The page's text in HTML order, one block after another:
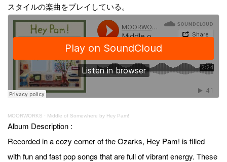
スタイルの楽曲をプレイしている。
MOORWORKS · Middle of Somewhere by Hey Pam!
Album Description :
Recorded in a cozy corner of the Ozarks, Hey Pam! is filled
with fun and fast pop songs that are full of vibrant energy. These